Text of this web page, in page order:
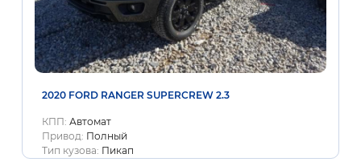
2020 FORD RANGER SUPERCREW 2.3
КПП: Автомат
Привод: Полный
Тип кузова: Пикап